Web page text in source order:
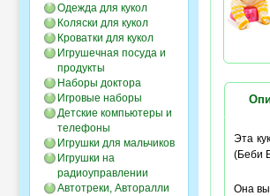
Одежда для кукол
Коляски для кукол
Кроватки для кукол
Игрушечная посуда и
продукты
Наборы доктора
Игровые наборы
Детские компьютеры и
телефоны
Игрушки для мальчиков
Игрушки на
радиоуправлении
Автотреки, Авторалли
Эта
(Беби
Она